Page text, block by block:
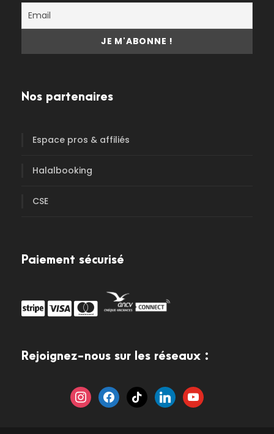
Nos partenaires
Espace pros & affiliés
Halalbooking
CSE
Paiement sécurisé
Rejoignez-nous sur les réseaux :
i
n
f
a
t
l
y
o